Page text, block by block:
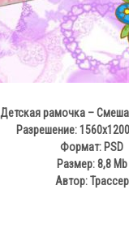
Детская рамочка –
Разрешение:
Формат: PSD
Размер: 8,8 Mb
Автор: Трассер